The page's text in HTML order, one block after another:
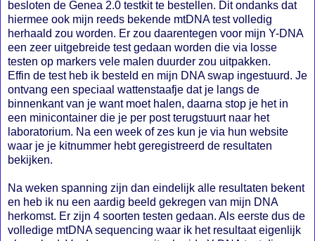
besloten de Genea 2.0 testkit te bestellen. Dit ondanks dat
hiermee ook mijn reeds bekende mtDNA test volledig
herhaald zou worden. Er zou daarentegen voor mijn Y-DNA
een zeer uitgebreide test gedaan worden die via losse
testen op markers vele malen duurder zou uitpakken.
Effin de test heb ik besteld en mijn DNA swap ingestuurd. Je
ontvang een speciaal wattenstaafje dat je langs de
binnenkant van je want moet halen, daarna stop je het in
een minicontainer die je per post terugstuurt naar het
laboratorium. Na een week of zes kun je via hun website
waar je je kitnummer hebt geregistreerd de resultaten
bekijken.
Na weken spanning zijn dan eindelijk alle resultaten bekent
en heb ik nu een aardig beeld gekregen van mijn DNA
herkomst. Er zijn 4 soorten testen gedaan. Als eerste dus de
volledige mtDNA sequencing waar ik het resultaat eigenlijk